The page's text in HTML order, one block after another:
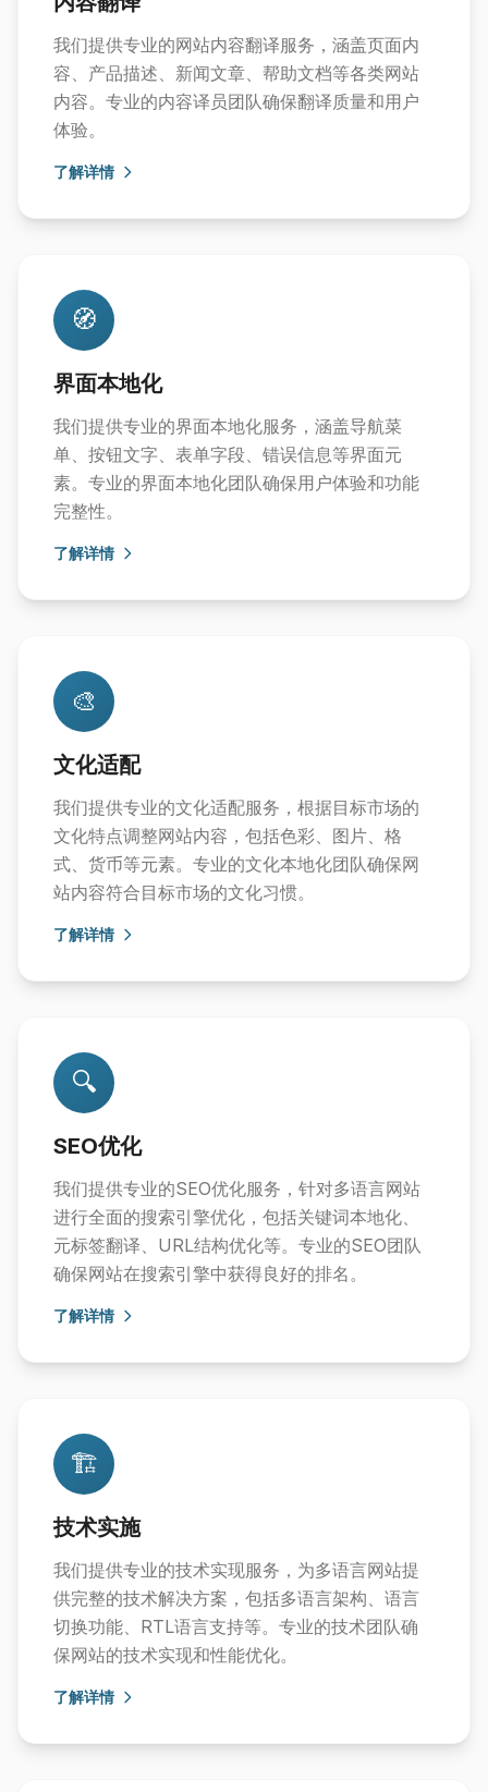
我们提供专业的网站内容翻译服务，涵盖页面内
容、产品描述、新闻文章、帮助文档等各类网站
内容。专业的内容译员团队确保翻译质量和用户
体验。
了解详情
🧭
界面本地化
我们提供专业的界面本地化服务，涵盖导航菜
单、按钮文字、表单字段、错误信息等界面元
素。专业的界面本地化团队确保用户体验和功能
完整性。
了解详情
🎨
文化适配
我们提供专业的文化适配服务，根据目标市场的
文化特点调整网站内容，包括色彩、图片、格
式、货币等元素。专业的文化本地化团队确保网
站内容符合目标市场的文化习惯。
了解详情
🔍
SEO优化
我们提供专业的SEO优化服务，针对多语言网站
进行全面的搜索引擎优化，包括关键词本地化、
元标签翻译、URL结构优化等。专业的SEO团队
确保网站在搜索引擎中获得良好的排名。
了解详情
🏗️
技术实施
我们提供专业的技术实现服务，为多语言网站提
供完整的技术解决方案，包括多语言架构、语言
切换功能、RTL语言支持等。专业的技术团队确
保网站的技术实现和性能优化。
了解详情